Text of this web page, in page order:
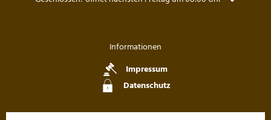
Informationen
Impressum
Datenschutz